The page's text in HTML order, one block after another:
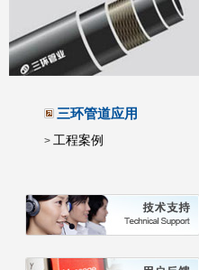
三环管道应用
> 工程案例